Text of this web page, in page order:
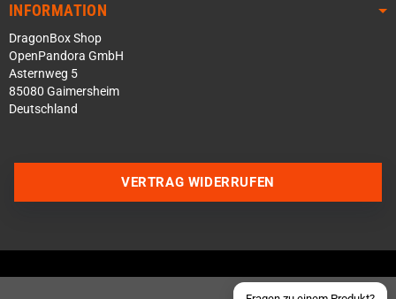
INFORMATION
DragonBox Shop
OpenPandora GmbH
Asternweg 5
85080 Gaimersheim
Deutschland
Schick uns eine eMail
VERTRAG WIDERRUFEN